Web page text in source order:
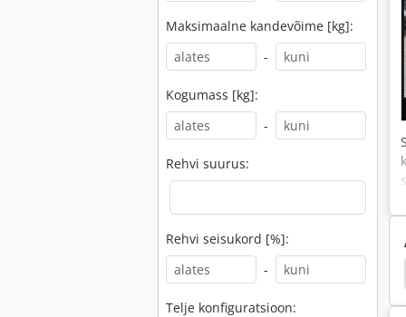
Maksimaalne kandevõime [kg]:
-
Kogumass [kg]:
-
Rehvi suurus:
Rehvi seisukord [%]:
-
Telje konfiguratsioon:
Casio Te 2200 Bucher City Spider